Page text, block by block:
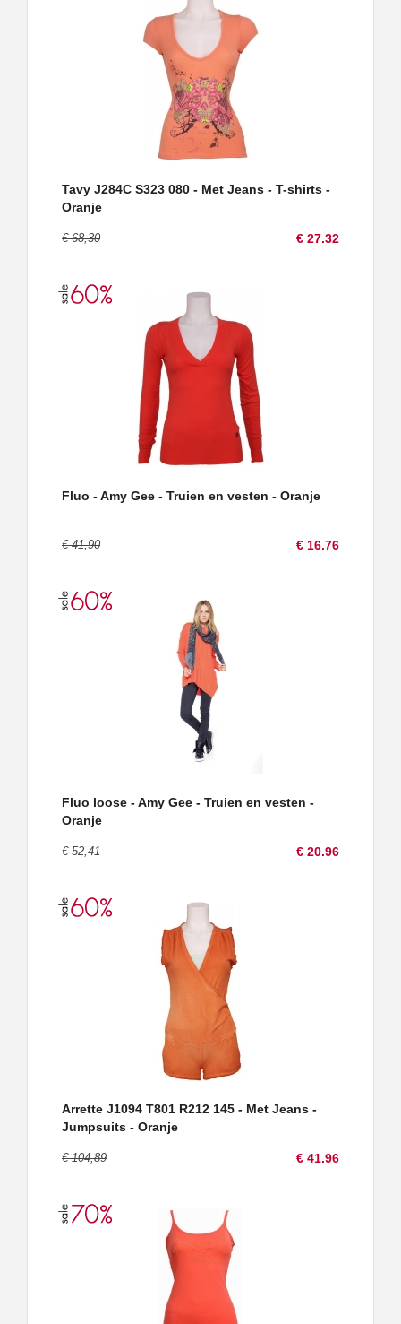
Tavy J284C S323 080 - Met Jeans - T-shirts -
Oranje
€ 68,30 € 27.32
Fluo - Amy Gee - Truien en vesten - Oranje
€ 41,90 € 16.76
Fluo loose - Amy Gee - Truien en vesten -
Oranje
€ 52,41 € 20.96
Arrette J1094 T801 R212 145 - Met Jeans -
Jumpsuits - Oranje
€ 104,89 € 41.96